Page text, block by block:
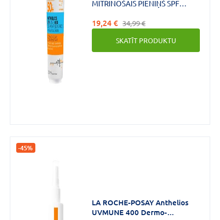
MITRINOŠAIS PIENIŅŠ SPF
19,24 € 34,99 €
SKATĪT PRODUKTU
-45%
LA ROCHE-POSAY Anthelios
UVMUNE 400 Dermo-